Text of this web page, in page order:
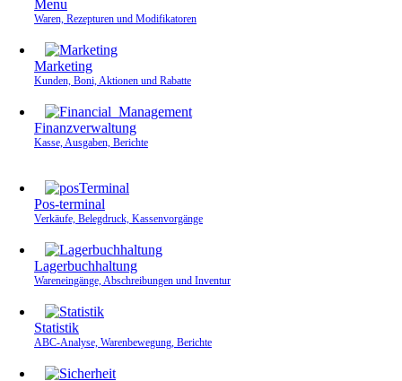
Menu
Waren, Rezepturen und Modifikatoren
Marketing
Kunden, Boni, Aktionen und Rabatte
Finanzverwaltung
Kasse, Ausgaben, Berichte
Pos-terminal
Verkäufe, Belegdruck, Kassenvorgänge
Lagerbuchhaltung
Wareneingänge, Abschreibungen und Inventur
Statistik
ABC-Analyse, Warenbewegung, Berichte